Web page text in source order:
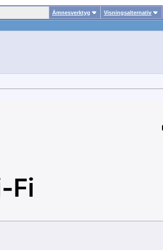
Ämnesverktyg Visningsalternativ